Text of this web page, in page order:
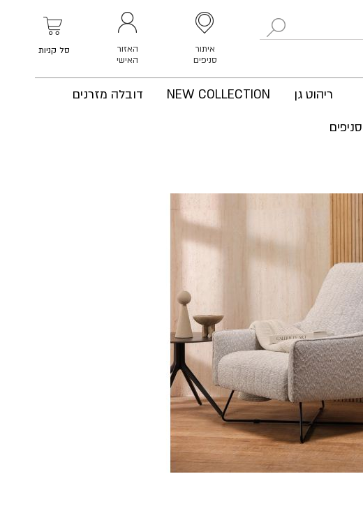
האזור
האישי
איתור
סניפים
סל קניות
ריהוט גן NEW COLLECTION דובלה מזרנים
סניפים